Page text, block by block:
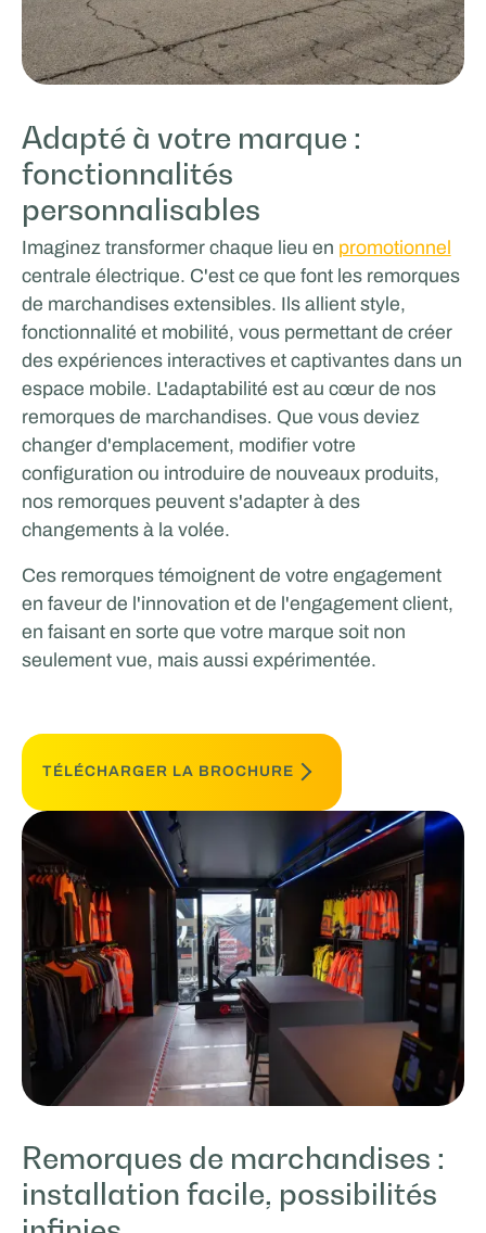
Adapté à votre marque :
fonctionnalités
personnalisables
Imaginez transformer chaque lieu en promotionnel
centrale électrique. C'est ce que font les remorques
de marchandises extensibles. Ils allient style,
fonctionnalité et mobilité, vous permettant de créer
des expériences interactives et captivantes dans un
espace mobile. L'adaptabilité est au cœur de nos
remorques de marchandises. Que vous deviez
changer d'emplacement, modifier votre
configuration ou introduire de nouveaux produits,
nos remorques peuvent s'adapter à des
changements à la volée.
Ces remorques témoignent de votre engagement
en faveur de l'innovation et de l'engagement client,
en faisant en sorte que votre marque soit non
seulement vue, mais aussi expérimentée.
TÉLÉCHARGER LA BROCHURE
Remorques de marchandises :
installation facile, possibilités